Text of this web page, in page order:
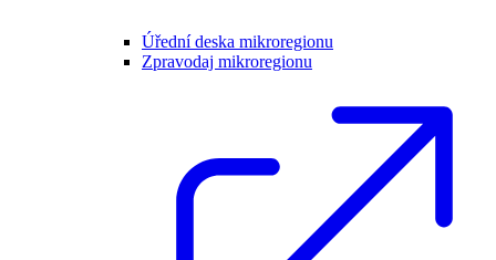
Úřední deska mikroregionu
Zpravodaj mikroregionu